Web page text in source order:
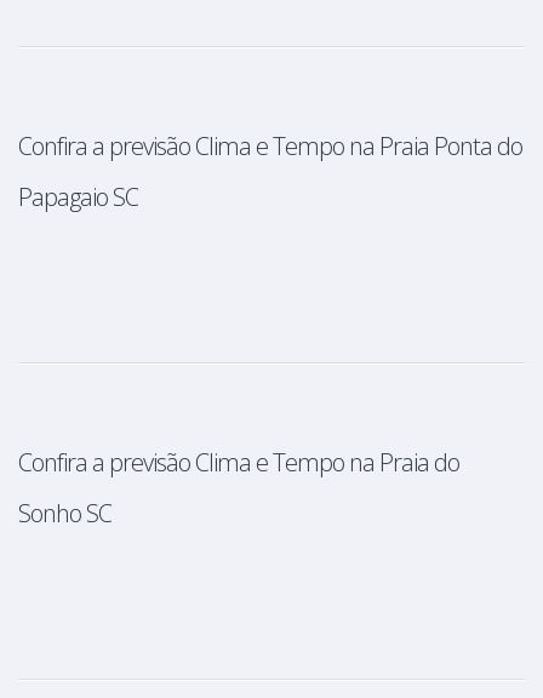
Confira a previsão Clima e Tempo na Praia Ponta do
Papagaio SC
Confira a previsão Clima e Tempo na Praia do
Sonho SC